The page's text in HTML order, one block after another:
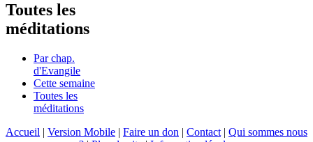
Toutes les
méditations
Par chap.
d'Evangile
Cette semaine
Toutes les
méditations
Accueil | Version Mobile | Faire un don | Contact | Qui sommes nous